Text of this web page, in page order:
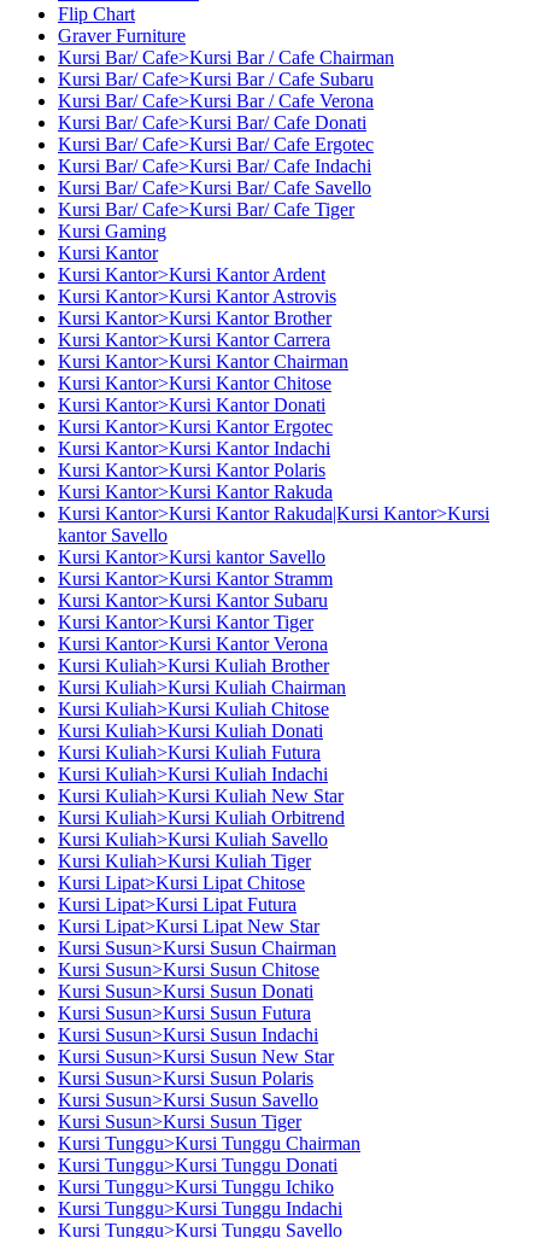
Flip Chart
Graver Furniture
Kursi Bar/ Cafe>Kursi Bar / Cafe Chairman
Kursi Bar/ Cafe>Kursi Bar / Cafe Subaru
Kursi Bar/ Cafe>Kursi Bar / Cafe Verona
Kursi Bar/ Cafe>Kursi Bar/ Cafe Donati
Kursi Bar/ Cafe>Kursi Bar/ Cafe Ergotec
Kursi Bar/ Cafe>Kursi Bar/ Cafe Indachi
Kursi Bar/ Cafe>Kursi Bar/ Cafe Savello
Kursi Bar/ Cafe>Kursi Bar/ Cafe Tiger
Kursi Gaming
Kursi Kantor
Kursi Kantor>Kursi Kantor Ardent
Kursi Kantor>Kursi Kantor Astrovis
Kursi Kantor>Kursi Kantor Brother
Kursi Kantor>Kursi Kantor Carrera
Kursi Kantor>Kursi Kantor Chairman
Kursi Kantor>Kursi Kantor Chitose
Kursi Kantor>Kursi Kantor Donati
Kursi Kantor>Kursi Kantor Ergotec
Kursi Kantor>Kursi Kantor Indachi
Kursi Kantor>Kursi Kantor Polaris
Kursi Kantor>Kursi Kantor Rakuda
Kursi Kantor>Kursi Kantor Rakuda|Kursi Kantor>Kursi
kantor Savello
Kursi Kantor>Kursi kantor Savello
Kursi Kantor>Kursi Kantor Stramm
Kursi Kantor>Kursi Kantor Subaru
Kursi Kantor>Kursi Kantor Tiger
Kursi Kantor>Kursi Kantor Verona
Kursi Kuliah>Kursi Kuliah Brother
Kursi Kuliah>Kursi Kuliah Chairman
Kursi Kuliah>Kursi Kuliah Chitose
Kursi Kuliah>Kursi Kuliah Donati
Kursi Kuliah>Kursi Kuliah Futura
Kursi Kuliah>Kursi Kuliah Indachi
Kursi Kuliah>Kursi Kuliah New Star
Kursi Kuliah>Kursi Kuliah Orbitrend
Kursi Kuliah>Kursi Kuliah Savello
Kursi Kuliah>Kursi Kuliah Tiger
Kursi Lipat>Kursi Lipat Chitose
Kursi Lipat>Kursi Lipat Futura
Kursi Lipat>Kursi Lipat New Star
Kursi Susun>Kursi Susun Chairman
Kursi Susun>Kursi Susun Chitose
Kursi Susun>Kursi Susun Donati
Kursi Susun>Kursi Susun Futura
Kursi Susun>Kursi Susun Indachi
Kursi Susun>Kursi Susun New Star
Kursi Susun>Kursi Susun Polaris
Kursi Susun>Kursi Susun Savello
Kursi Susun>Kursi Susun Tiger
Kursi Tunggu>Kursi Tunggu Chairman
Kursi Tunggu>Kursi Tunggu Donati
Kursi Tunggu>Kursi Tunggu Ichiko
Kursi Tunggu>Kursi Tunggu Indachi
Kursi Tunggu>Kursi Tunggu Savello